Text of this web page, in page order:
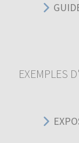
EXEMPLES